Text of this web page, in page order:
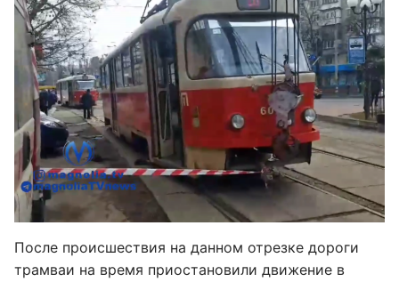
После происшествия на данном отрезке дороги
трамваи на время приостановили движение в